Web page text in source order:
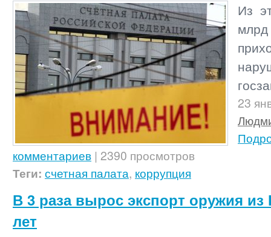
Из
23
комментариев | 2390 просмотров
Теги: счетная палата, коррупция
В 3 раза вырос экспорт оружия из
лет